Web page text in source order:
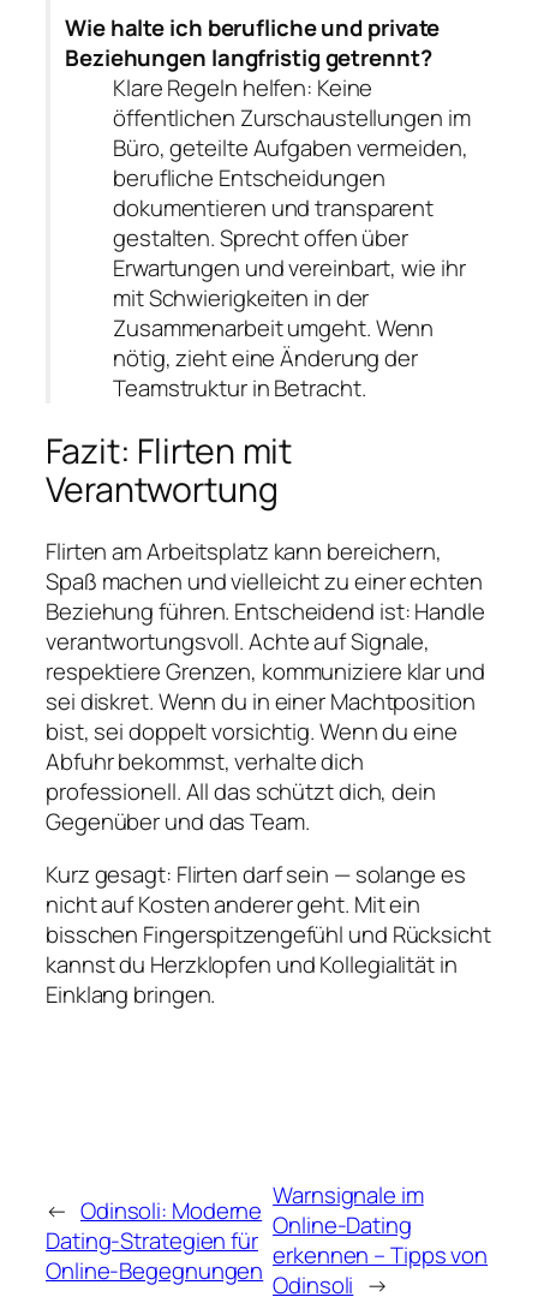
Wie halte ich berufliche und private
Beziehungen langfristig getrennt?
Klare Regeln helfen: Keine
öffentlichen Zurschaustellungen im
Büro, geteilte Aufgaben vermeiden,
berufliche Entscheidungen
dokumentieren und transparent
gestalten. Sprecht offen über
Erwartungen und vereinbart, wie ihr
mit Schwierigkeiten in der
Zusammenarbeit umgeht. Wenn
nötig, zieht eine Änderung der
Teamstruktur in Betracht.
Fazit: Flirten mit
Verantwortung
Flirten am Arbeitsplatz kann bereichern,
Spaß machen und vielleicht zu einer echten
Beziehung führen. Entscheidend ist: Handle
verantwortungsvoll. Achte auf Signale,
respektiere Grenzen, kommuniziere klar und
sei diskret. Wenn du in einer Machtposition
bist, sei doppelt vorsichtig. Wenn du eine
Abfuhr bekommst, verhalte dich
professionell. All das schützt dich, dein
Gegenüber und das Team.
Kurz gesagt: Flirten darf sein — solange es
nicht auf Kosten anderer geht. Mit ein
bisschen Fingerspitzengefühl und Rücksicht
kannst du Herzklopfen und Kollegialität in
Einklang bringen.
← Odinsoli: Moderne
Dating-Strategien für
Online-Begegnungen
Warnsignale im
Online-Dating
erkennen – Tipps von
Odinsoli →